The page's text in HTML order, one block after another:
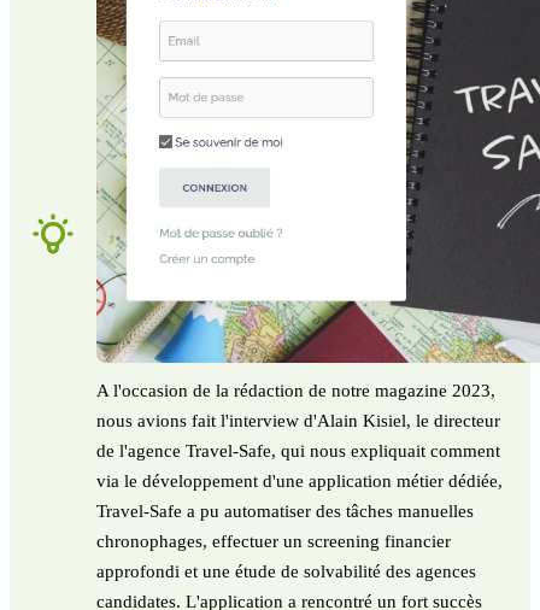
A l'occasion de la rédaction de notre magazine 2023,
nous avions fait l'interview d'Alain Kisiel, le directeur
de l'agence Travel-Safe, qui nous expliquait comment
via le développement d'une application métier dédiée,
Travel-Safe a pu automatiser des tâches manuelles
chronophages, effectuer un screening financier
approfondi et une étude de solvabilité des agences
candidates. L'application a rencontré un fort succès